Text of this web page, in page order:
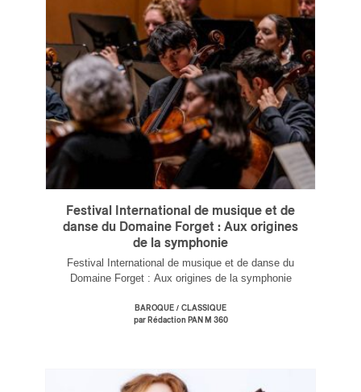
Festival International de musique et de
danse du Domaine Forget : Aux origines
de la symphonie
Festival International de musique et de danse du
Domaine Forget : Aux origines de la symphonie
BAROQUE / CLASSIQUE
par Rédaction PAN M 360